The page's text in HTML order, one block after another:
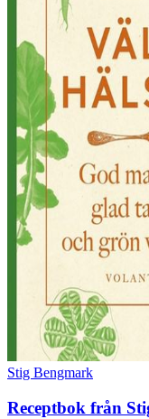
Stig Bengmark
Receptbok från